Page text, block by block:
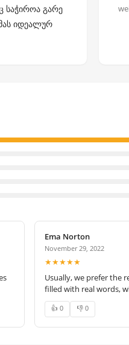
საჭიროა გარე
იდეალურ
Ema Norton
November 29, 2022
★★★★★
Usually, we prefer the
filled with real words,
👍 0 👎 0